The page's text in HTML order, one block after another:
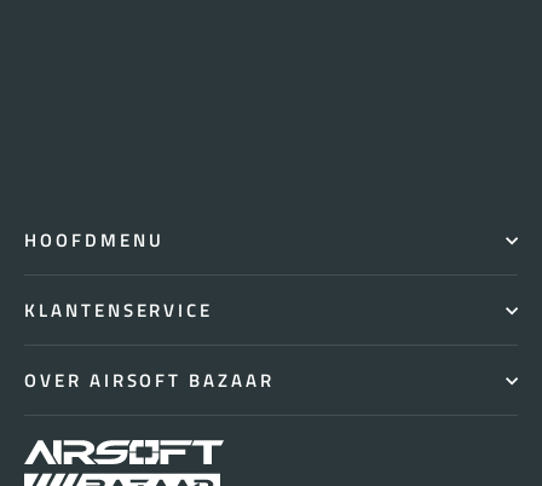
HOOFDMENU
KLANTENSERVICE
OVER AIRSOFT BAZAAR